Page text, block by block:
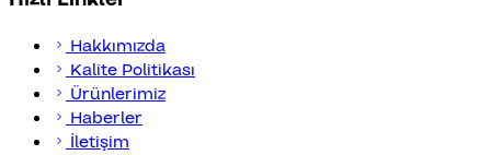
Hakkımızda
Kalite Politikası
Ürünlerimiz
Haberler
İletişim